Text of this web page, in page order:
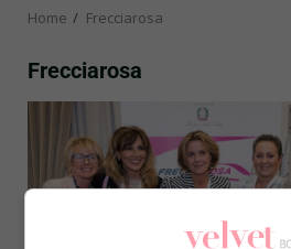
Home Frecciarosa
Frecciarosa